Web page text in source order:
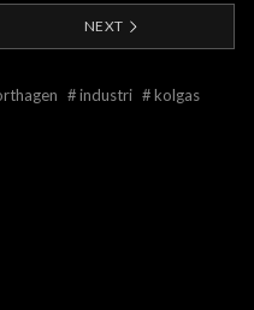
NEXT
#industri #kolgas